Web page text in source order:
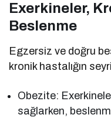
Exerkineler,
Beslenme
Egzersiz ve doğru
kronik hastalığın
Obezite:
sağlarken,